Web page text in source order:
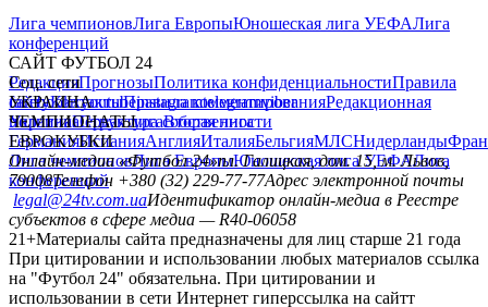
Лига чемпионовЛига ЕвропыЮношеская лига УЕФАЛига
конференций
САЙТ ФУТБОЛ 24
РедакцияПрогнозыПолитика конфиденциальностиПравила
сайтуКонтактыПравила комментированияРедакционная
политикаСтруктура собственности
Соц. сети
facebookxyoutubeinstagramtelegramviber
УКРАИНА
УкраинаПервая лигаВторая лига
ЧЕМПИОНАТЫ
ГерманияИспанияАнглияИталияБельгияМЛСНидерланды
ЕВРОКУБКИ
Лига чемпионовЛига ЕвропыЮношеская лига УЕФАЛига
конференций
Онлайн-медиа «Футбол 24»пл. Галицкая, дом. 15, м. Львов,
79008Телефон +380 (32) 229-77-77Адрес электронной почты
legal@24tv.com.uaИдентификатор онлайн-медиа в Реестре
субъектов в сфере медиа — R40-06058
21+Материалы сайта предназначены для лиц старше 21 года
При цитировании и использовании любых материалов ссылка
на "Футбол 24" обязательна. При цитировании и
использовании в сети Интернет гиперссылка на сайтт